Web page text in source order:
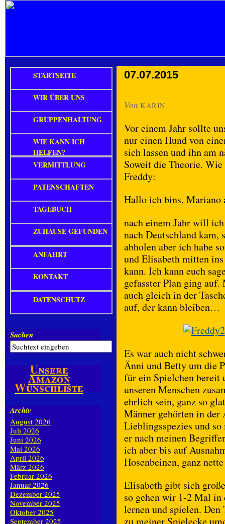
07.07.2015
Von KARIN
Vor einem Jahr sollte
nur einen Hund von
sich lassen und ihn am
Soweit die Theorie.
Freddy:
Hallo ich bins, Mariano
nach einem Jahr will
nach Deutschland
abholen aber ich habe
und Elisabeth mitten
kann. Ich kann euch
gefasster Plan ging
auch gleich in der
auf, der kann bleiben…
Es war auch nicht
Änni und Betty um die
für ein Spielchen bereit
unseren Menschen
ehrlich sein, ganz so
Männer gehörten in
Lieblingsspezies und
er nach meinen
ich aber bis auf
Hosenbeinen, ganz
Elisabeth gibt sich
so gehen wir 1-2 Mal in
lernen und spielen.
zu meiner Spielecke
STARTSEITE
WIR ÜBER UNS
GRUPPENHALTUNG
WIE KANN ICH
HELFEN?
VERMITTLUNG
PATENSCHAFTEN
TAGEBUCH
ZUHAUSE GEFUNDEN
ANFAHRT
KONTAKT
DATENSCHUTZ
Suchen
Unsere
Amazon
Wunschliste
Archiv
August 2026
Juli 2026
Juni 2026
Mai 2026
April 2026
März 2026
Februar 2026
Januar 2026
Dezember 2025
November 2025
Oktober 2025
September 2025